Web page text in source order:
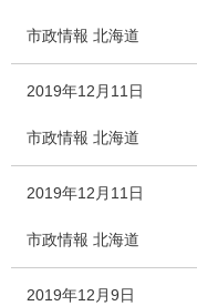
市政情報 北海道
2019年12月11日
市政情報 北海道
2019年12月11日
市政情報 北海道
2019年12月9日